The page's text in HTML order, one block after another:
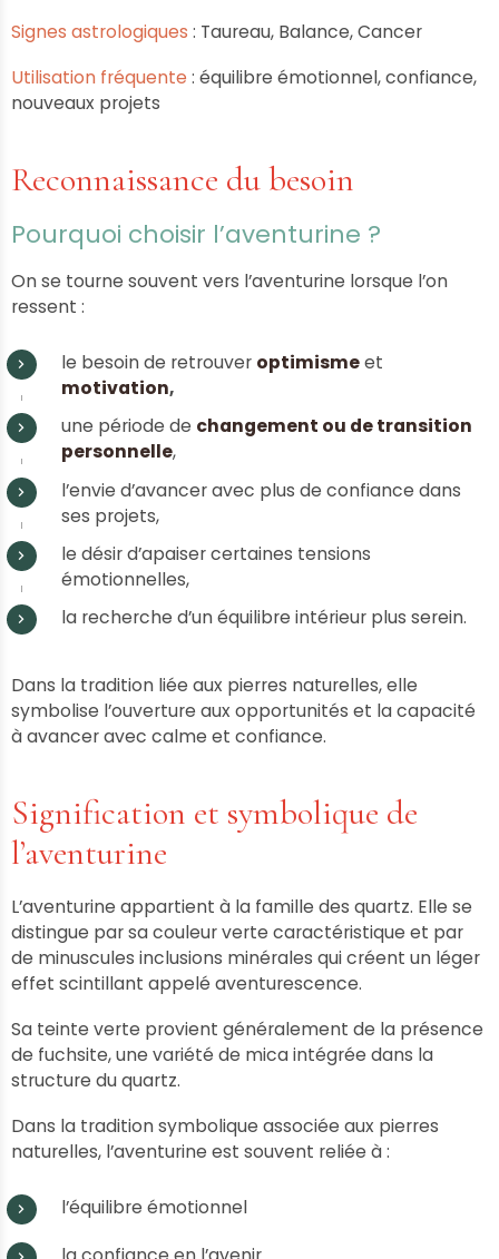
Signes astrologiques : Taureau, Balance, Cancer
Utilisation fréquente : équilibre émotionnel, confiance,
nouveaux projets
Reconnaissance du besoin
Pourquoi choisir l’aventurine ?
On se tourne souvent vers l’aventurine lorsque l’on
ressent :
le besoin de retrouver optimismeet
motivation,
une période de changement ou de transition
personnelle,
l’envie d’avancer avec plus de confiance dans
ses projets,
le désir d’apaiser certaines tensions
émotionnelles,
la recherche d’un équilibre intérieur plus serein.
Dans la tradition liée aux pierres naturelles, elle
symbolise l’ouverture aux opportunités et la capacité
à avancer avec calme et confiance.
Signification et symbolique de
l’aventurine
L’aventurine appartient à la famille des quartz. Elle se
distingue par sa couleur verte caractéristique et par
de minuscules inclusions minérales qui créent un léger
effet scintillant appelé aventurescence.
Sa teinte verte provient généralement de la présence
de fuchsite, une variété de mica intégrée dans la
structure du quartz.
Dans la tradition symbolique associée aux pierres
naturelles, l’aventurine est souvent reliée à :
l’équilibre émotionnel